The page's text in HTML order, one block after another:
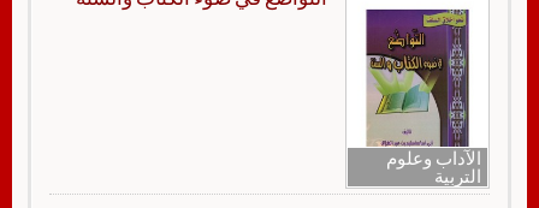
الآداب وعلوم
التربية